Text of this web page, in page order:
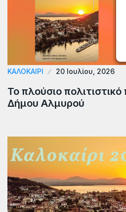
ΚΑΛΟΚΑΊΡΙ 20 Ιουλίου, 2026
Το πλούσιο
Δήμου Αλμυρού